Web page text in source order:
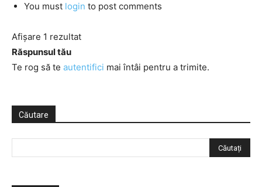
You must login to post comments
Afișare 1 rezultat
Răspunsul tău
Te rog să te autentifici mai întâi pentru a trimite.
Căutare